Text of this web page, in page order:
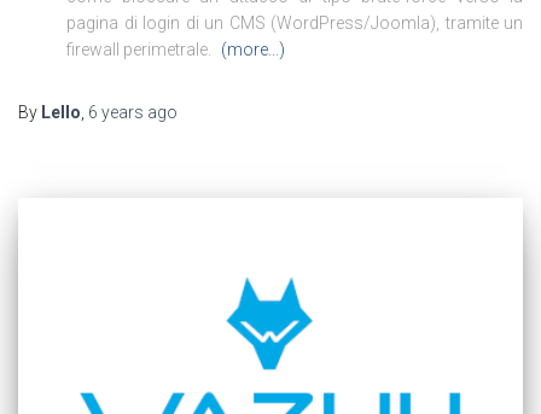
pagina di login di un CMS (WordPress/Joomla), tramite un
firewall perimetrale.
(more…)
By Lello, 6 years ago